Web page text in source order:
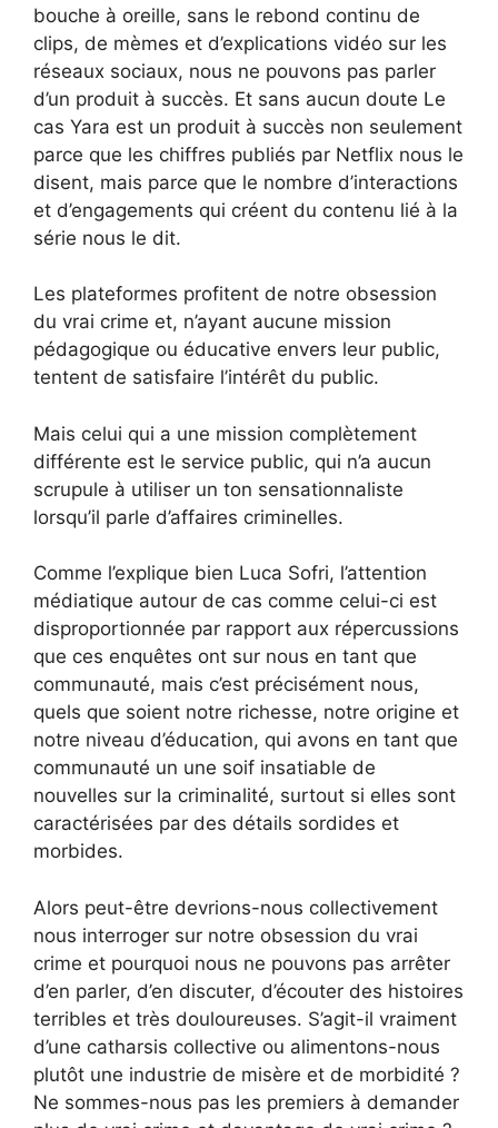
bouche à oreille, sans le rebond continu de
clips, de mèmes et d’explications vidéo sur les
réseaux sociaux, nous ne pouvons pas parler
d’un produit à succès. Et sans aucun doute Le
cas Yara est un produit à succès non seulement
parce que les chiffres publiés par Netflix nous le
disent, mais parce que le nombre d’interactions
et d’engagements qui créent du contenu lié à la
série nous le dit.
Les plateformes profitent de notre obsession
du vrai crime et, n’ayant aucune mission
pédagogique ou éducative envers leur public,
tentent de satisfaire l’intérêt du public.
Mais celui qui a une mission complètement
différente est le service public, qui n’a aucun
scrupule à utiliser un ton sensationnaliste
lorsqu’il parle d’affaires criminelles.
Comme l’explique bien Luca Sofri, l’attention
médiatique autour de cas comme celui-ci est
disproportionnée par rapport aux répercussions
que ces enquêtes ont sur nous en tant que
communauté, mais c’est précisément nous,
quels que soient notre richesse, notre origine et
notre niveau d’éducation, qui avons en tant que
communauté un une soif insatiable de
nouvelles sur la criminalité, surtout si elles sont
caractérisées par des détails sordides et
morbides.
Alors peut-être devrions-nous collectivement
nous interroger sur notre obsession du vrai
crime et pourquoi nous ne pouvons pas arrêter
d’en parler, d’en discuter, d’écouter des histoires
terribles et très douloureuses. S’agit-il vraiment
d’une catharsis collective ou alimentons-nous
plutôt une industrie de misère et de morbidité ?
Ne sommes-nous pas les premiers à demander